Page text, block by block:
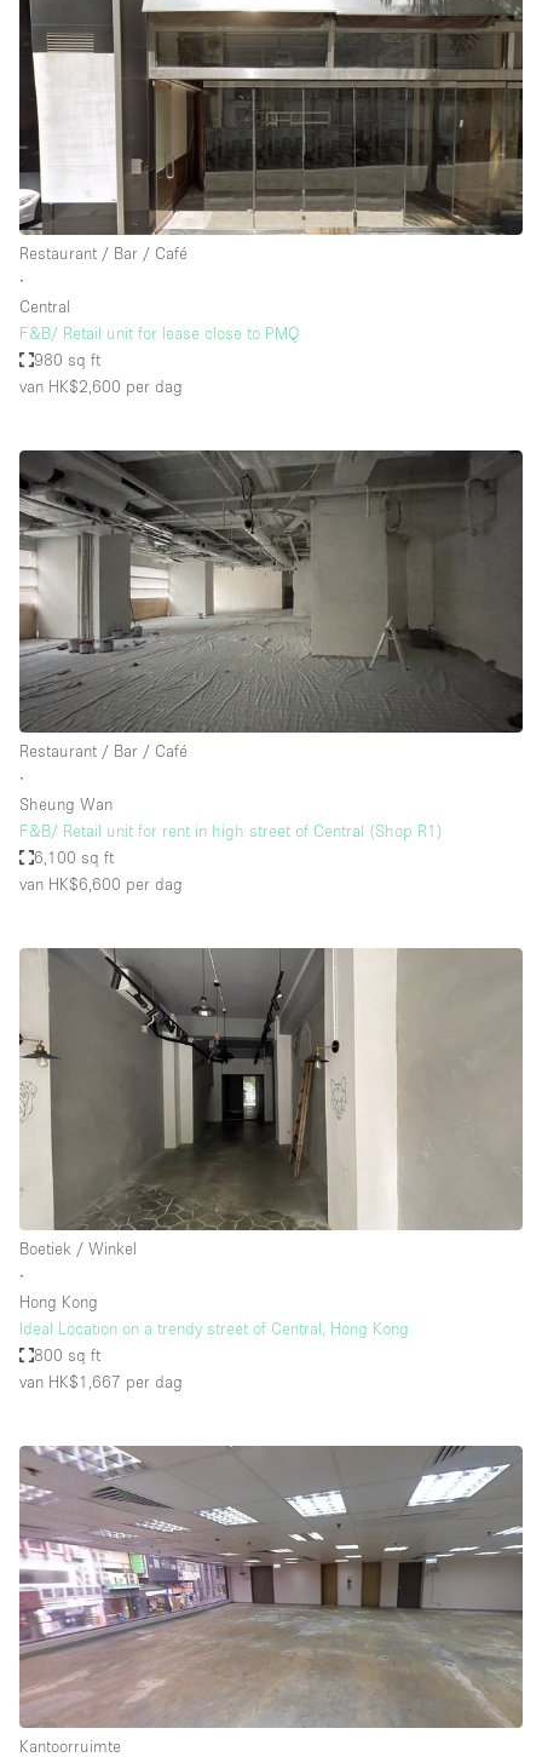
Restaurant / Bar / Café
∙
Central
F&B/ Retail unit for lease close to PMQ
980 sq ft
van HK$2,600 per dag
Restaurant / Bar / Café
∙
Sheung Wan
F&B/ Retail unit for rent in high street of Central (Shop R1)
6,100 sq ft
van HK$6,600 per dag
Boetiek / Winkel
∙
Hong Kong
Ideal Location on a trendy street of Central, Hong Kong
800 sq ft
van HK$1,667 per dag
Kantoorruimte